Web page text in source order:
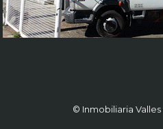
© Inmobiliaria